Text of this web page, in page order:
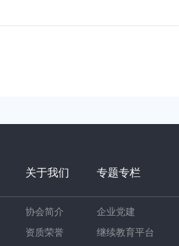
关于我们
协会简介
资质荣誉
专题专栏
企业党建
继续教育平台